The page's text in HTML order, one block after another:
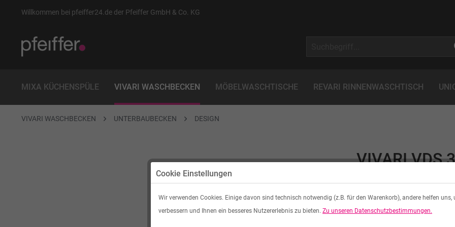
Willkommen bei pfeiffer24.de der Pfeiffer GmbH & Co. KG
MIXA KÜCHENSPÜLE VIVARI WASCHBECKEN MÖBELWASCHTISCHE REVARI RINNENWASCHTISCH
VIVARI WASCHBECKEN UNTERBAUBECKEN DESIGN
VIVARI VDS
Material: Mineralwerkstoff
Cookie Einstellungen
Wir verwenden Cookies. Einige davon sind technisch notwendig (z.B. für den Warenkorb), andere helfen uns,
verbessern und Ihnen ein besseres Nutzererlebnis zu bieten. Zu unseren Datenschutzbestimmungen.